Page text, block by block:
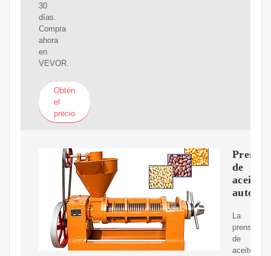
30
días.
Compra
ahora
en
VEVOR.
Obtén
el
precio
Prensa
de
aceite
La
prensa
de
aceite